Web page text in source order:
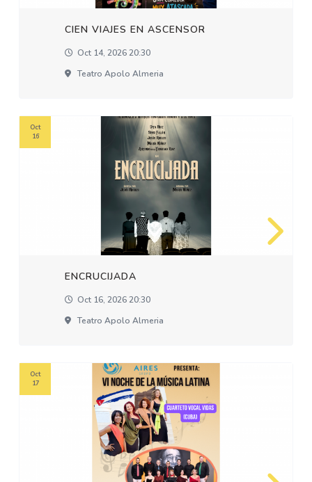
CIEN VIAJES EN ASCENSOR
Oct 14, 2026 20:30
Teatro Apolo Almeria
ENCRUCIJADA
Oct 16, 2026 20:30
Teatro Apolo Almeria
Oct
16
Oct
17